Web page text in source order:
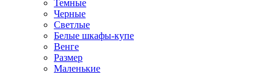
Темные
Черные
Светлые
Белые шкафы-купе
Венге
Размер
Маленькие